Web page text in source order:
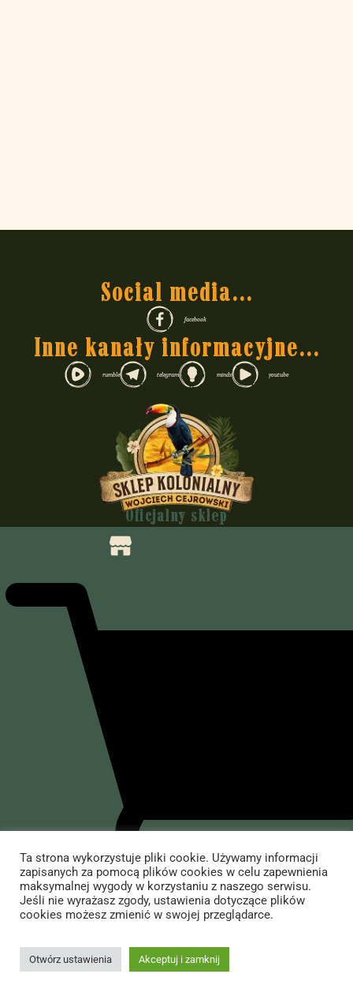
Social media...
facebook
Inne kanały informacyjne...
rumble telegram minds youtube
Oficjalny sklep
Wojciecha Cejrowskiego
Felietony i nie tylko
Dziennik pokładowy
Dziennik polityczny
Dziennik rozrywkowy
O Wojciechu Cejrowskim
Przedsięwzięcia
Książki Wojciecha Cejrowskiego
Kontakt
Akcesoria do yerby i inne
Jedzenie i picie
Koszule i koszulki
Antysystem
Książki, przewodniki
Kosmetyki naturalne
Kontakt ze sklepem
Dostawa i płatność
Regulamin Sklepu Internetowego
Procedura zwrotu towaru
All Right Reserved Wojciech Cejrowski | Copyright © 2024. Created by –
Creative Rabels&TOM ADS
Dodaj do koszyka
Ta strona wykorzystuje pliki cookie. Używamy informacji
zapisanych za pomocą plików cookies w celu zapewnienia
maksymalnej wygody w korzystaniu z naszego serwisu.
Jeśli nie wyrażasz zgody, ustawienia dotyczące plików
cookies możesz zmienić w swojej przeglądarce.
Otwórz ustawienia Akceptuj i zamknij